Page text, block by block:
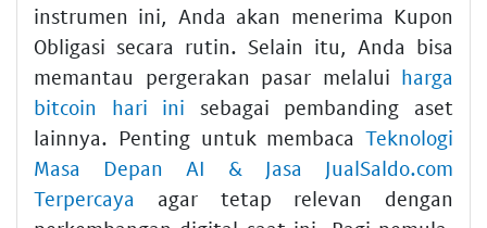
instrumen ini, Anda akan menerima Kupon
Obligasi secara rutin. Selain itu, Anda bisa
memantau pergerakan pasar melalui harga
bitcoin hari ini sebagai pembanding aset
lainnya. Penting untuk membaca Teknologi
Masa Depan AI & Jasa JualSaldo.com
Terpercaya agar tetap relevan dengan